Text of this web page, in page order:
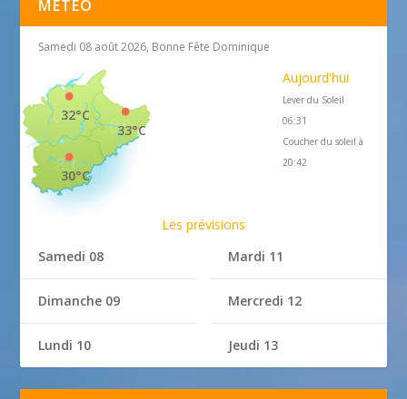
MÉTÉO
Samedi 08 août 2026, Bonne Fête Dominique
33°C
32°C
30°C
Aujourd'hui
Lever du Soleil
06:31
Coucher du soleil à
20:42
Les prévisions
Samedi 08
Dimanche 09
Lundi 10
Mardi 11
Mercredi 12
Jeudi 13